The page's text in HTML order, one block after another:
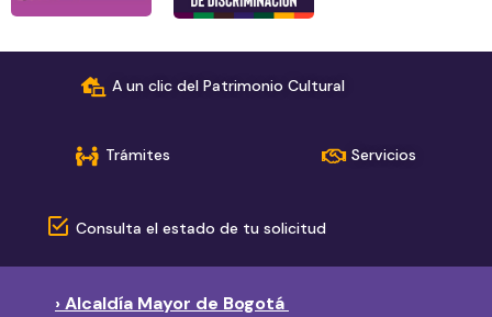
A un clic del Patrimonio Cultural
Trámites Servicios
Consulta el estado de tu solicitud
› Alcaldía Mayor de Bogotá